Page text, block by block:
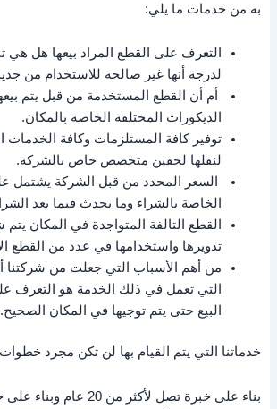
به من خدمات ما يلي:
التعرف على القطع المراد بيعها هل هي
لدرجة أنها غير صالحة للاستخدام من
أم أن القطع المستخدمة من قبل يتم
الديكورات المختلفة الخاصة بالمكان.
توفير كافة المستلزمات وكافة الخدمات
لنقلها لحقين متخصص خاص بالشركة.
السعر المحدد من قبل الشركة يشتمل
الخاصة بالشراء وما يحدث فيما بعد
القطع التالفة المتواجدة في المكان
تدويرها واستخدامها في عدد من القطع
من أهم الأسباب التي جعلت من
التي تعمل في ذلك الخدمة هو التعرف
البيع حتى يتم توجيها في المكان الصحيح.
خدماتنا التي يتم القيام بها لن تكن مجرد
بناء على خبرة تصل لأكثر من